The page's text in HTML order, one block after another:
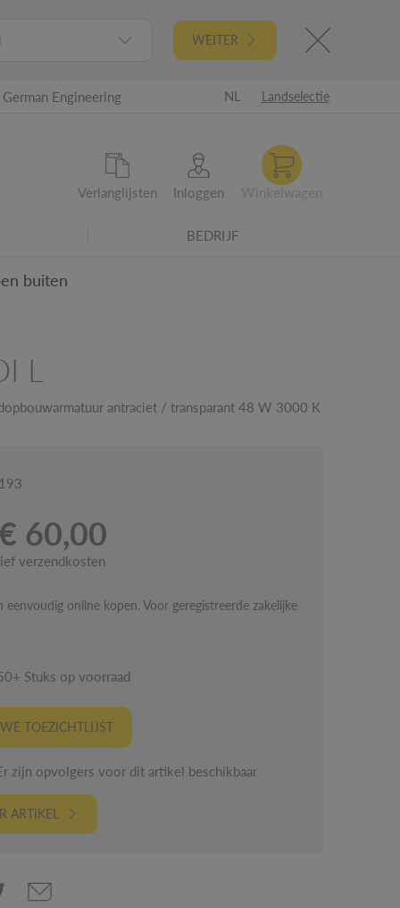
WEITER
German Engineering NL Landselectie
Verlanglijsten Inloggen
BEDRIJF
buiten
L
antraciet / transparant 48 W 3000 K
60,00
verzendkosten
eenvoudig online kopen. Voor geregistreerde zakelijke
Stuks op voorraad
TOEZICHTLIJST
zijn opvolgers voor dit artikel beschikbaar
ARTIKEL